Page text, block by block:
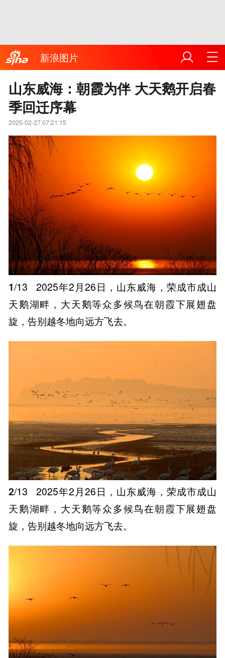
新浪图片
山东威海：朝霞为伴 大天鹅开启春
季回迁序幕
2025-02-27 07:21:15
1/13
2025年2月26日，山东威海，荣成市成山
天鹅湖畔，大天鹅等众多候鸟在朝霞下展翅盘
旋，告别越冬地向远方飞去。
2/13
2025年2月26日，山东威海，荣成市成山
天鹅湖畔，大天鹅等众多候鸟在朝霞下展翅盘
旋，告别越冬地向远方飞去。